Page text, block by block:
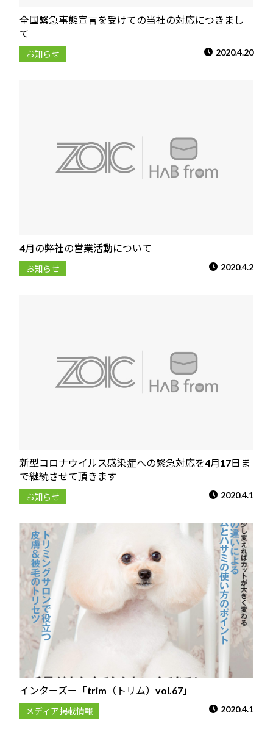
全国緊急事態宣言を受けての当社の対応につきまし
て
お知らせ 2020.4.20
4月の弊社の営業活動について
お知らせ 2020.4.2
新型コロナウイルス感染症への緊急対応を4月17日ま
で継続させて頂きます
お知らせ 2020.4.1
インターズー「trim（トリム）vol.67」
メディア掲載情報 2020.4.1